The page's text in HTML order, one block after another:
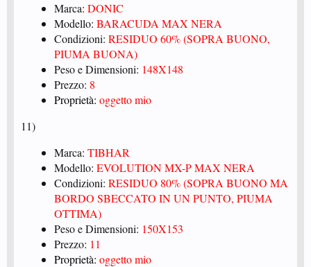
Marca: DONIC
Modello: BARACUDA MAX NERA
Condizioni: RESIDUO 60% (SOPRA BUONO,
PIUMA BUONA)
Peso e Dimensioni: 148X148
Prezzo: 8
Proprietà: oggetto mio
11)
Marca: TIBHAR
Modello: EVOLUTION MX-P MAX NERA
Condizioni: RESIDUO 80% (SOPRA BUONO MA
BORDO SBECCATO IN UN PUNTO, PIUMA
OTTIMA)
Peso e Dimensioni: 150X153
Prezzo: 11
Proprietà: oggetto mio